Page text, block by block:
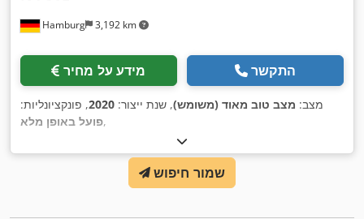
Hamburg 3,192 km
מידע על מחיר התקשר
מצב: מצב טוב מאוד (משומש), שנת ייצור: 2020, פונקציונליות:
פועל באופן מלא,
שמור חיפוש